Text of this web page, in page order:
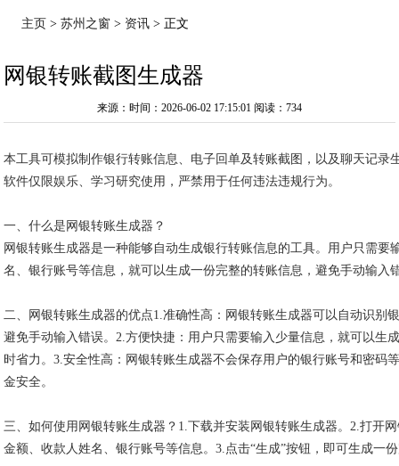
主页 >苏州之窗 > 资讯 > 正文
网银转账截图生成器
来源：时间：2026-06-02 17:15:01 阅读：734
本工具可模拟制作银行转账信息、电子回单及转账截图，以及聊天记录
软件仅限娱乐、学习研究使用，严禁用于任何违法违规行为。
一、什么是网银转账生成器？
网银转账生成器是一种能够自动生成银行转账信息的工具。用户只需要
名、银行账号等信息，就可以生成一份完整的转账信息，避免手动输入
二、网银转账生成器的优点1.准确性高：网银转账生成器可以自动识别
避免手动输入错误。2.方便快捷：用户只需要输入少量信息，就可以生
时省力。3.安全性高：网银转账生成器不会保存用户的银行账号和密码
金安全。
三、如何使用网银转账生成器？1.下载并安装网银转账生成器。2.打开
金额、收款人姓名、银行账号等信息。3.点击“生成”按钮，即可生成一